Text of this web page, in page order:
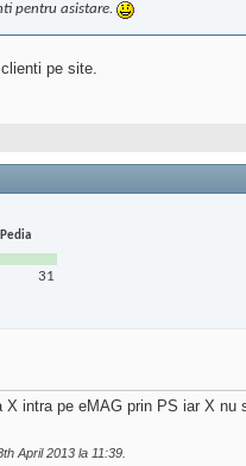
pentru asistare.
pe site.
31
X intra pe eMAG prin PS iar X
April 2013 la 11:39